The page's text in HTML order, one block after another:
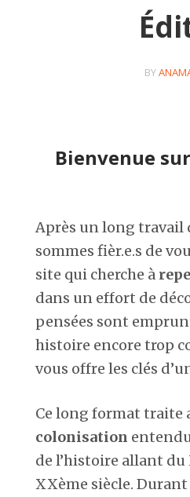
BY
Bienvenue
Après un long travail
sommes fièr.e.s de
site qui cherche à
dans un effort de
pensées sont
histoire encore trop
vous offre les clés
Ce long format traite
colonisation
de l’histoire allant du
XXème siècle.